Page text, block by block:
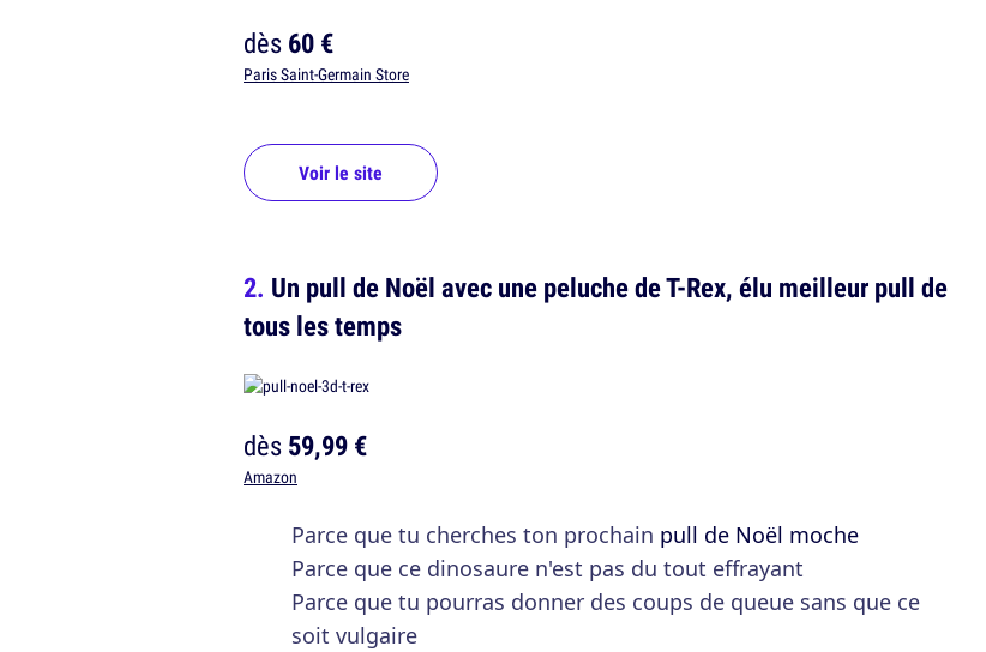
dès60 €
Paris Saint-Germain Store
Voir le site
Un pull de Noël avec une peluche de T-Rex, élu meilleur pull de
tous les temps
dès59,99 €
Amazon
Parce que tu cherches ton prochain pull de Noël moche
Parce que ce dinosaure n'est pas du tout effrayant
Parce que tu pourras donner des coups de queue sans que ce
soit vulgaire